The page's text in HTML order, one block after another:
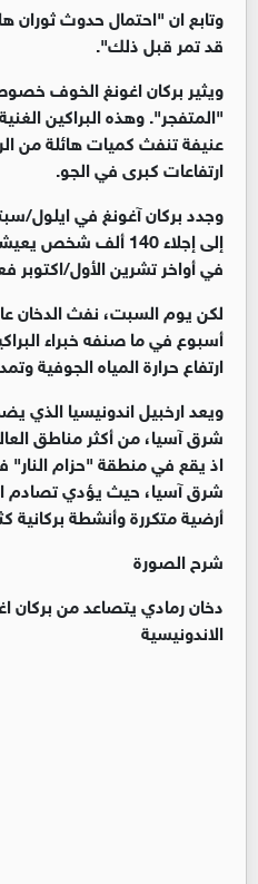
وتابع ان "احتمال حدوث ثوران
قد تمر قبل ذلك".
ويثير بركان اغونغ الخوف
"المتفجر". وهذه البراكين
عنيفة تنفث كميات هائلة من
ارتفاعات كبرى في الجو.
وجدد بركان آغونغ في ايلول/
إلى إجلاء 140 ألف
في أواخر تشرين الأول/اكتوبر
لكن يوم السبت، نفث الدخان
أسبوع في ما صنفه خبراء
ارتفاع حرارة المياه الجوفية
شرق آسيا، من أكثر مناطق
اذ يقع في منطقة "حزام
شرق آسيا، حيث يؤدي تصادم
أرضية متكررة وأنشطة بركانية
شرح الصورة
دخان رمادي يتصاعد من بركان
الاندونيسية